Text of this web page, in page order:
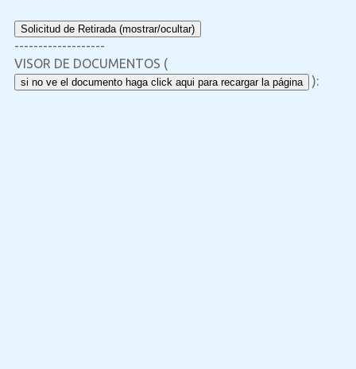
Solicitud de Retirada (mostrar/ocultar)
-------------------
VISOR DE DOCUMENTOS (
si no ve el documento haga click aqui para recargar la página ):